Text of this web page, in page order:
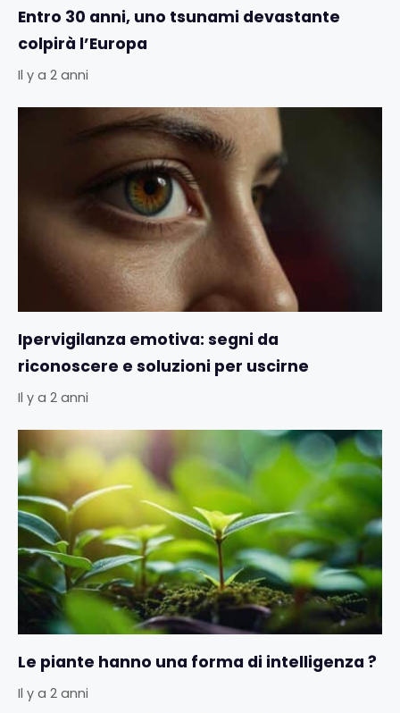
Entro 30 anni, uno tsunami devastante
colpirà l’Europa
Il y a 2 anni
Ipervigilanza emotiva: segni da
riconoscere e soluzioni per uscirne
Il y a 2 anni
Le piante hanno una forma di intelligenza ?
Il y a 2 anni